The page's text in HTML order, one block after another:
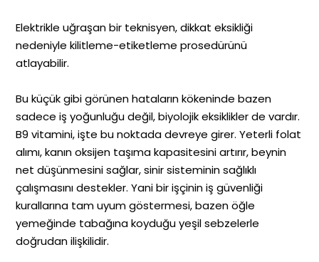
Elektrikle uğraşan bir teknisyen, dikkat eksikliği
nedeniyle kilitleme-etiketleme prosedürünü
atlayabilir.
Bu küçük gibi görünen hataların kökeninde bazen
sadece iş yoğunluğu değil, biyolojik eksiklikler de vardır.
B9 vitamini, işte bu noktada devreye girer. Yeterli folat
alımı, kanın oksijen taşıma kapasitesini artırır, beynin
net düşünmesini sağlar, sinir sisteminin sağlıklı
çalışmasını destekler. Yani bir işçinin iş güvenliği
kurallarına tam uyum göstermesi, bazen öğle
yemeğinde tabağına koyduğu yeşil sebzelerle
doğrudan ilişkilidir.